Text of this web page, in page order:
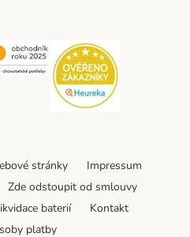
Security
stránky
Impressum
Zde odstoupit od smlouvy
baterií
Kontakt
platby